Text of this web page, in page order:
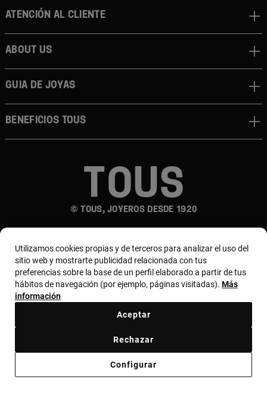
© TOUS, JOYEROS DESDE 1920
Atención al cliente
About us
Guia de joyas
Beneficios TOUS
País y moneda:
Euro
Aviso legal
Utilizamos cookies propias y de terceros para analizar el uso del
sitio web y mostrarte publicidad relacionada con tus
preferencias sobre la base de un perfil elaborado a partir de tus
hábitos de navegación (por ejemplo, páginas visitadas). Más
información
Configurar
Rechazar
Aceptar